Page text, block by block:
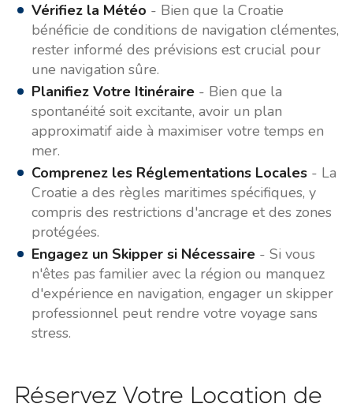
Vérifiez la Météo - Bien que la Croatie
bénéficie de conditions de navigation clémentes,
rester informé des prévisions est crucial pour
une navigation sûre.
Planifiez Votre Itinéraire- Bien que la
spontanéité soit excitante, avoir un plan
approximatif aide à maximiser votre temps en
mer.
Comprenez les Réglementations Locales- La
Croatie a des règles maritimes spécifiques, y
compris des restrictions d'ancrage et des zones
protégées.
Engagez un Skipper si Nécessaire- Si vous
n'êtes pas familier avec la région ou manquez
d'expérience en navigation, engager un skipper
professionnel peut rendre votre voyage sans
stress.
Réservez Votre Location de